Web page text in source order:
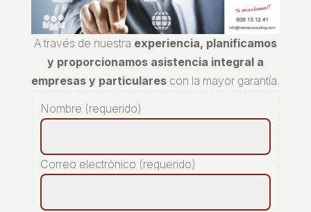
A través de nuestra experiencia, planificamos
y proporcionamos asistencia integral a
empresas y particularescon la mayor garantía.
Nombre (requerido)
Correo electrónico (requerido)